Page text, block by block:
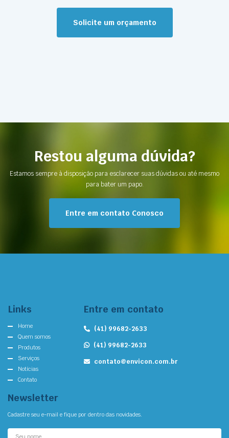
Solicite um orçamento
Restou alguma dúvida?
Estamos sempre à disposição para esclarecer suas dúvidas ou até mesmo
para bater um papo.
Entre em contato Conosco
Links
Home
Quem somos
Produtos
Serviços
Notícias
Contato
Entre em contato
(41) 99682-2633
(41) 99682-2633
contato@envicon.com.br
Newsletter
Cadastre seu e-mail e fique por dentro das novidades.